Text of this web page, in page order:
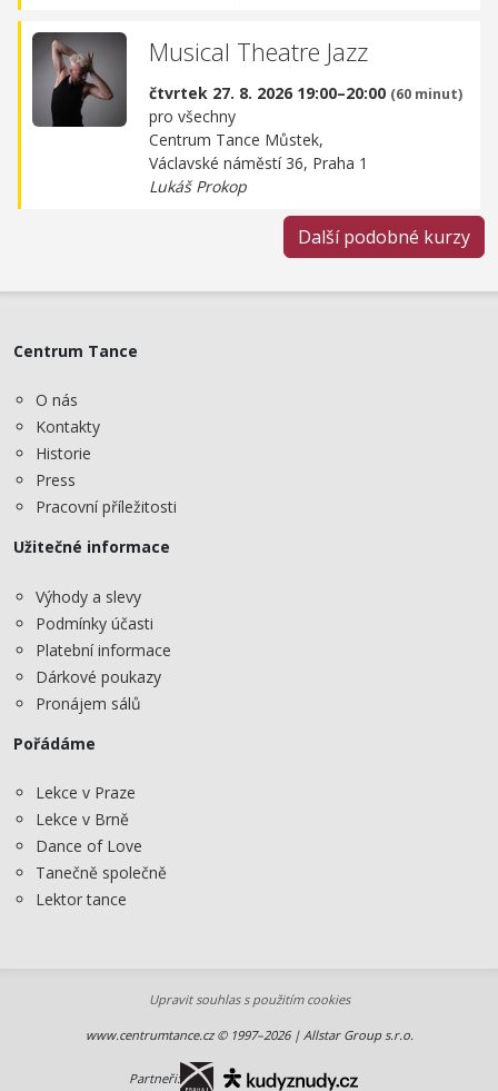
Musical Theatre Jazz
čtvrtek 27. 8. 2026 19:00–20:00 (60 minut)
pro všechny
Centrum Tance Můstek,
Václavské náměstí 36, Praha 1
Lukáš Prokop
Další podobné kurzy
Centrum Tance
O nás
Kontakty
Historie
Press
Pracovní příležitosti
Užitečné informace
Výhody a slevy
Podmínky účasti
Platební informace
Dárkové poukazy
Pronájem sálů
Pořádáme
Lekce v Praze
Lekce v Brně
Dance of Love
Tanečně společně
Lektor tance
Upravit souhlas s použitím cookies
www.centrumtance.cz © 1997–2026 | Allstar Group s.r.o.
Partneři: